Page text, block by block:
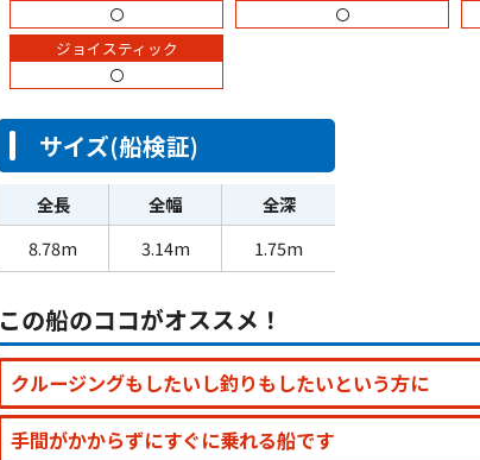
〇
〇
ジョイスティック
〇
サイズ(船検証)
全長 全幅
全深
8.78m
3.14m 1.75m
この船のココがオススメ！
クルージングもしたいし釣りもしたいという方に
手間がかからずにすぐに乗れる船です